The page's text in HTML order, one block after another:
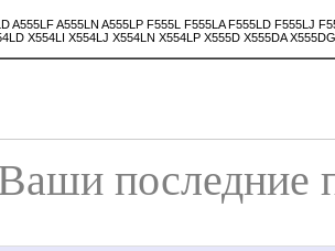
A555LF A555LN A555LP F555L F555LA F555LD F555LJ
X554LI X554LJ X554LN X554LP X555D X555DA
последние